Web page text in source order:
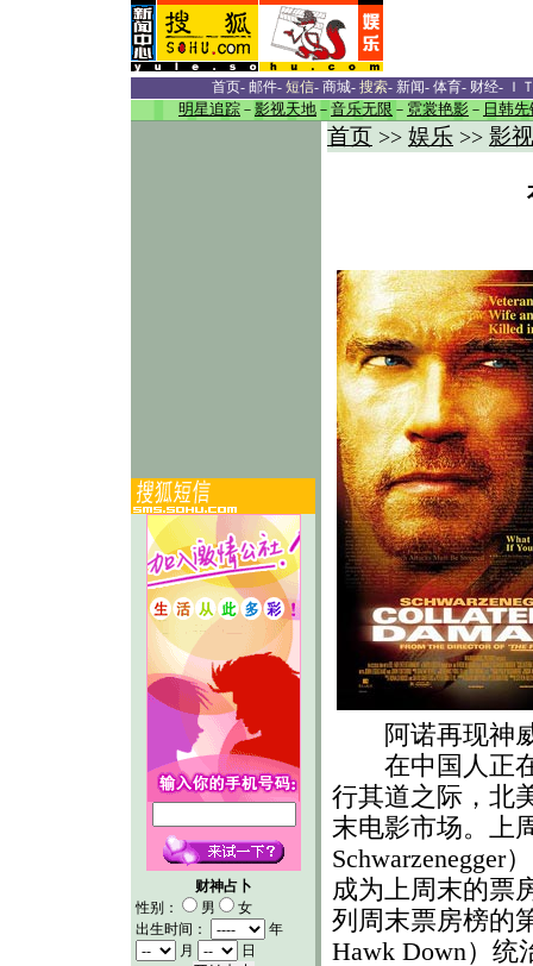
首页- 邮件- 短信- 商城- 搜索- 新闻- 体育- 财经- Ｉ
明星追踪 － 影视天地 － 音乐无限 － 霓裳艳影 － 日韩先
财神占卜
性别：
男
女
出生时间：
年
月
日
首页 >> 娱乐 >> 影
阿诺再现神威
在中国人正在
行其道之际，北
末电影市场。上
Schwarzenegger
成为上周末的票
列周末票房榜的
Hawk Down）统